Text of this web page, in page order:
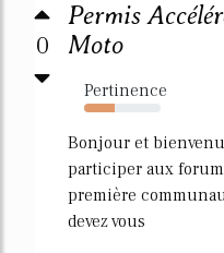
0
Permis
Moto
Pertinence
40%
Bonjour et
participer aux
première
devez vous